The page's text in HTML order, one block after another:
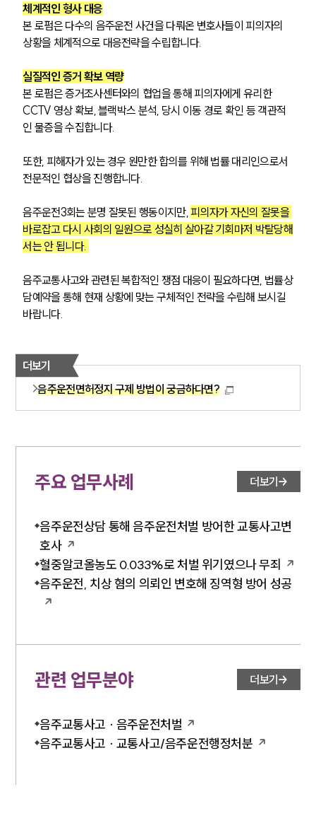
언론보도
법률서식
뉴스레터/브로슈어
세미나
대륜법률상담예약
체계적인 형사 대응
본 로펌은 다수의 음주운전 사건을 다뤄온 변호사들이 피의자의
상황을 체계적으로 대응전략을 수립합니다.
실질적인 증거 확보 역량
본 로펌은 증거조사센터와의 협업을 통해 피의자에게 유리한
CCTV 영상 확보, 블랙박스 분석, 당시 이동 경로 확인 등 객관적
인 물증을 수집합니다.
또한, 피해자가 있는 경우 원만한 합의를 위해 법률 대리인으로서
전문적인 협상을 진행합니다.
음주운전3회는 분명 잘못된 행동이지만, 피의자가 자신의 잘못을
바로잡고 다시 사회의 일원으로 성실히 살아갈 기회마저 박탈당해
서는 안 됩니다.
음주교통사고와 관련된 복합적인 쟁점 대응이 필요하다면, 법률상
담예약을 통해 현재 상황에 맞는 구체적인 전략을 수립해 보시길
바랍니다.
더보기
음주운전면허정지 구제 방법이 궁금하다면?
주요 업무사례 더보기
음주운전상담 통해 음주운전처벌 방어한 교통사고변
호사
혈중알코올농도 0.033%로 처벌 위기였으나 무죄
음주운전, 치상 혐의 의뢰인 변호해 징역형 방어 성공
관련 업무분야 더보기
음주교통사고 · 음주운전처벌
음주교통사고 · 교통사고/음주운전행정처분